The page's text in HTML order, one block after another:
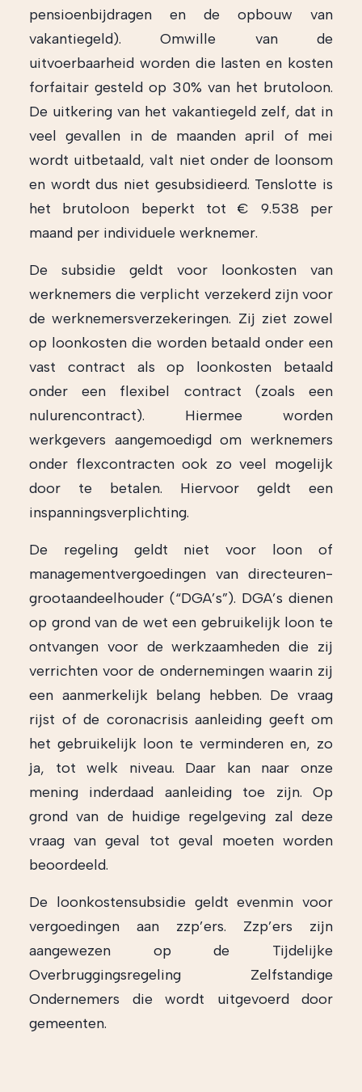
pensioenbijdragen en de opbouw van
vakantiegeld). Omwille van de
uitvoerbaarheid worden die lasten en kosten
forfaitair gesteld op 30% van het brutoloon.
De uitkering van het vakantiegeld zelf, dat in
veel gevallen in de maanden april of mei
wordt uitbetaald, valt niet onder de loonsom
en wordt dus niet gesubsidieerd. Tenslotte is
het brutoloon beperkt tot € 9.538 per
maand per individuele werknemer.
De subsidie geldt voor loonkosten van
werknemers die verplicht verzekerd zijn voor
de werknemersverzekeringen. Zij ziet zowel
op loonkosten die worden betaald onder een
vast contract als op loonkosten betaald
onder een flexibel contract (zoals een
nulurencontract). Hiermee worden
werkgevers aangemoedigd om werknemers
onder flexcontracten ook zo veel mogelijk
door te betalen. Hiervoor geldt een
inspanningsverplichting.
De regeling geldt niet voor loon of
managementvergoedingen van directeuren-
grootaandeelhouder (“DGA’s”). DGA’s dienen
op grond van de wet een gebruikelijk loon te
ontvangen voor de werkzaamheden die zij
verrichten voor de ondernemingen waarin zij
een aanmerkelijk belang hebben. De vraag
rijst of de coronacrisis aanleiding geeft om
het gebruikelijk loon te verminderen en, zo
ja, tot welk niveau. Daar kan naar onze
mening inderdaad aanleiding toe zijn. Op
grond van de huidige regelgeving zal deze
vraag van geval tot geval moeten worden
beoordeeld.
De loonkostensubsidie geldt evenmin voor
vergoedingen aan zzp’ers. Zzp’ers zijn
aangewezen op de Tijdelijke
Overbruggingsregeling Zelfstandige
Ondernemers die wordt uitgevoerd door
gemeenten.